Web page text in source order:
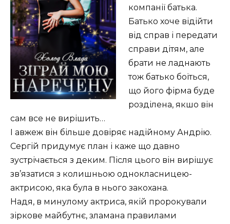
компанії батька.
Батько хоче відійти
від справ і передати
справи дітям, але
брати не ладнають
тож батько боїться,
що його фірма буде
розділена, якшо він
сам все не вирішить…
І авжеж він більше довіряє надійному Андрію.
Сергій придумує план і каже що давно
зустрічається з деким. Після цього він вирішує
зв’язатися з колишньою однокласницею-
актрисою, яка була в нього закохана.
Надя, в минулому актриса, якій пророкували
зіркове майбутнє, зламана правилами